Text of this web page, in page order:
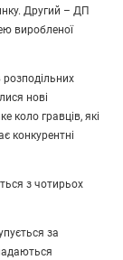
Другий – ДП
виробленої
розподільних
нові
коло гравців, які
конкурентні
з чотирьох
за